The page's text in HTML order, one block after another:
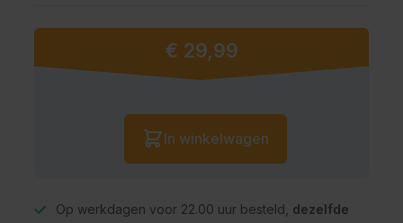
Vanaf:
€ 29,99
Aantal
In winkelwagen
Op werkdagen voor 22.00 uur besteld, dezelfde